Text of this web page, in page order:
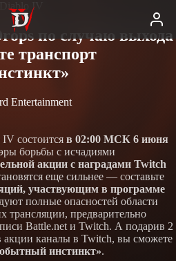
Diablo IV
по случаю выхода
транспорт
Entertainment
состоится в 02:00 МСК 6 июня
борьбы с исчадиями
акции с наградами Twitch
еще сильнее — составьте
участвующим в программе
полные опасностей области
трансляции, предварительно
Battle.net и Twitch. А подарив 2
каналы в Twitch, вы сможете
инстинкт».